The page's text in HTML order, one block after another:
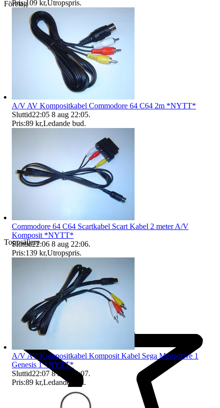
Företag
Toppsäljare
Pris:109 kr,Utropspris.
A/V AV Kompositkabel Commodore 64 C64 2m *NYTT*
Sluttid22:05 8 aug 22:05.
Pris:89 kr,Ledande bud.
Commodore 64 C64 Scartkabel Scart Kabel 2 meter A/V
Komposit *NYTT*
Sluttid22:06 8 aug 22:06.
Pris:139 kr,Utropspris.
A/V AV Kompositkabel Komposit Kabel Sega Megadrive 1
Genesis 1 *NYTT*
Sluttid22:07 8 aug 22:07.
Pris:89 kr,Ledande bud.